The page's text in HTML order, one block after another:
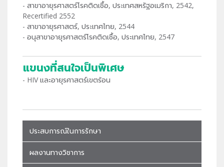
- สาขาอายุรศาสตร์โรคติดเชื้อ, ประเทศสหรัฐอเมริกา, 2542,
Recertified 2552
- สาขาอายุรศาสตร์, ประเทศไทย, 2544
- อนุสาขาอายุรศาสตร์โรคติดเชื้อ, ประเทศไทย, 2547
แขนงที่สนใจเป็นพิเศษ
- HIV และอายุรศาสตร์เขตร้อน
ประสบการณ์ในการรักษา
ผลงานทางวิชาการ